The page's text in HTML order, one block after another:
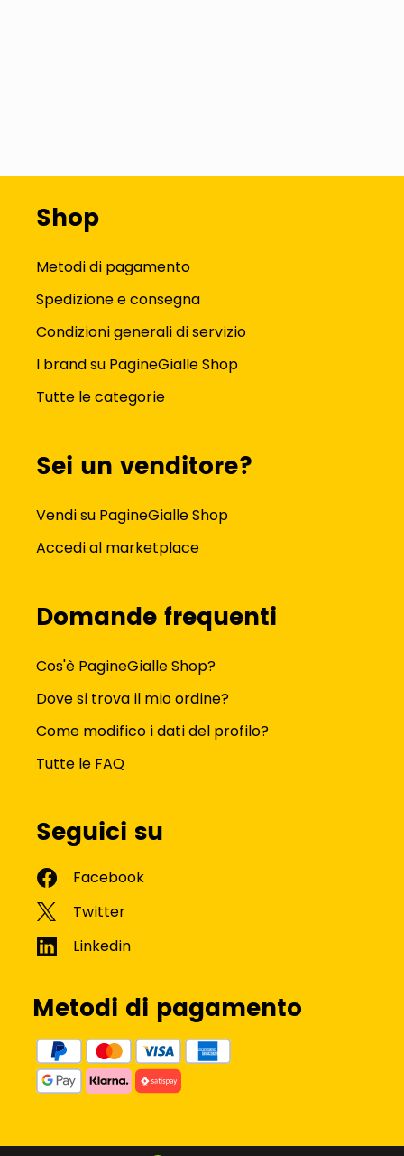
Shop
Metodi di pagamento
Spedizione e consegna
Condizioni generali di servizio
I brand su PagineGialle Shop
Tutte le categorie
Sei un venditore?
Vendi su PagineGialle Shop
Accedi al marketplace
Domande frequenti
Cos'è PagineGialle Shop?
Dove si trova il mio ordine?
Come modifico i dati del profilo?
Tutte le FAQ
Seguici su
Metodi di pagamento